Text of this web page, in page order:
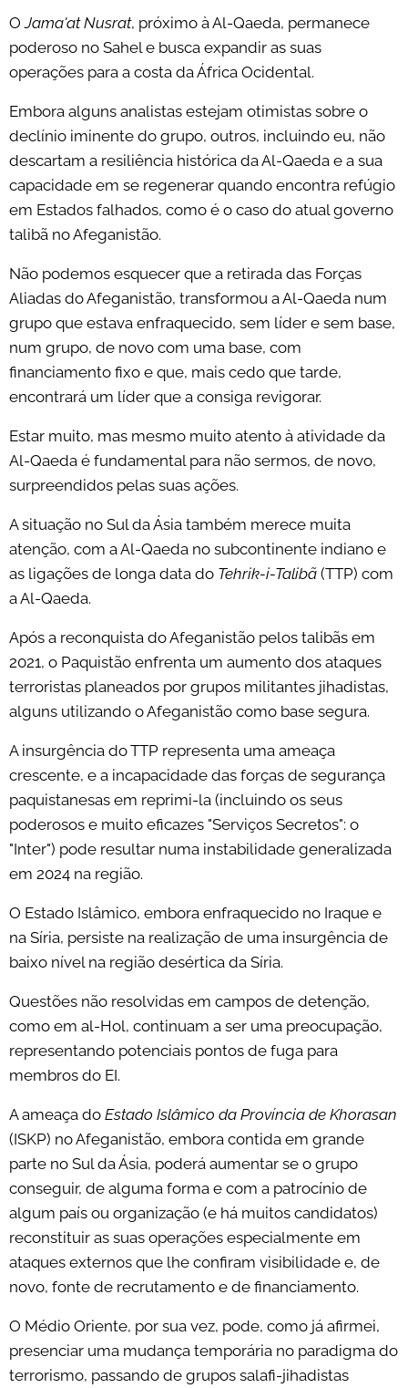
OJama'at Nusrat, próximo à Al-Qaeda, permanece
poderoso no Sahel e busca expandir as suas
operações para a costa da África Ocidental.
Embora alguns analistas estejam otimistas sobre o
declínio iminente do grupo, outros, incluindo eu, não
descartam a resiliência histórica da Al-Qaeda e a sua
capacidade em se regenerar quando encontra refúgio
em Estados falhados, como é o caso do atual governo
talibã no Afeganistão.
Não podemos esquecer que a retirada das Forças
Aliadas do Afeganistão, transformou a Al-Qaeda num
grupo que estava enfraquecido, sem líder e sem base,
num grupo, de novo com uma base, com
financiamento fixo e que, mais cedo que tarde,
encontrará um líder que a consiga revigorar.
Estar muito, mas mesmo muito atento à atividade da
Al-Qaeda é fundamental para não sermos, de novo,
surpreendidos pelas suas ações.
A situação no Sul da Ásia também merece muita
atenção, com a Al-Qaeda no subcontinente indiano e
as ligações de longa data do Tehrik-i-Talibã (TTP) com
a Al-Qaeda.
Após a reconquista do Afeganistão pelos talibãs em
2021, o Paquistão enfrenta um aumento dos ataques
terroristas planeados por grupos militantes jihadistas,
alguns utilizando o Afeganistão como base segura.
A insurgência do TTP representa uma ameaça
crescente, e a incapacidade das forças de segurança
paquistanesas em reprimi-la (incluindo os seus
poderosos e muito eficazes "Serviços Secretos": o
"Inter") pode resultar numa instabilidade generalizada
em 2024 na região.
O Estado Islâmico, embora enfraquecido no Iraque e
na Síria, persiste na realização de uma insurgência de
baixo nível na região desértica da Síria.
Questões não resolvidas em campos de detenção,
como em al-Hol, continuam a ser uma preocupação,
representando potenciais pontos de fuga para
membros do EI.
A ameaça do Estado Islâmico da Província de Khorasan
(ISKP) no Afeganistão, embora contida em grande
parte no Sul da Ásia, poderá aumentar se o grupo
conseguir, de alguma forma e com a patrocínio de
algum país ou organização (e há muitos candidatos)
reconstituir as suas operações especialmente em
ataques externos que lhe confiram visibilidade e, de
novo, fonte de recrutamento e de financiamento.
O Médio Oriente, por sua vez, pode, como já afirmei,
presenciar uma mudança temporária no paradigma do
terrorismo, passando de grupos salafi-jihadistas